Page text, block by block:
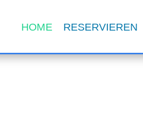
HOME RESERVIEREN